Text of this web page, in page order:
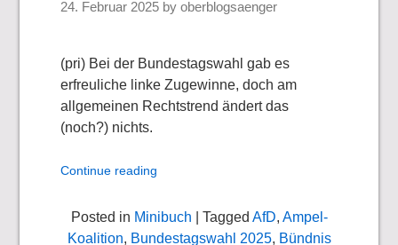
24. Februar 2025 byoberblogsaenger
(pri) Bei der Bundestagswahl gab es
erfreuliche linke Zugewinne, doch am
allgemeinen Rechtstrend ändert das
(noch?) nichts.
Continue reading
Posted in Minibuch | Tagged AfD, Ampel-
Koalition, Bundestagswahl 2025, Bündnis